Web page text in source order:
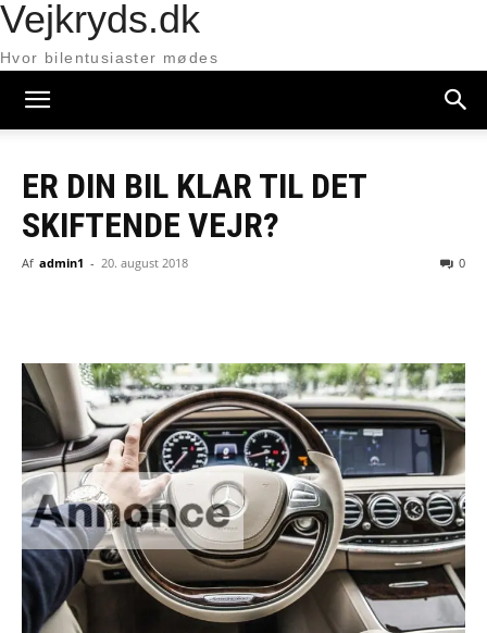
Vejkryds.dk
Hvor bilentusiaster mødes
ER DIN BIL KLAR TIL DET
SKIFTENDE VEJR?
Af admin1 - 20. august 2018 0